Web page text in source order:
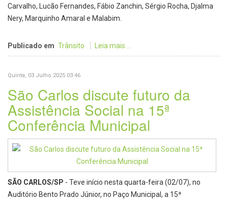
Carvalho, Lucão Fernandes, Fábio Zanchin, Sérgio Rocha, Djalma
Nery, Marquinho Amaral e Malabim.
Publicado em Trânsito Leia mais ...
Quinta, 03 Julho 2025 03:46
São Carlos discute futuro da
Assistência Social na 15ª
Conferência Municipal
SÃO CARLOS/SP - Teve início nesta quarta-feira (02/07), no
Auditório Bento Prado Júnior, no Paço Municipal, a 15ª